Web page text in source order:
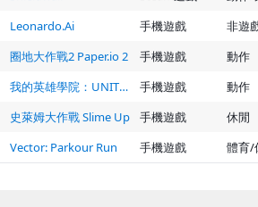
Leonardo.Ai
手機遊戲
非遊
圈地大作戰2 Paper.io 2
手機遊戲
動作
我的英雄學院：UNITED SURVIVAL
手機遊戲
動作
史萊姆大作戰 Slime Up
手機遊戲
休閒
Vector: Parkour Run
手機遊戲 體育/